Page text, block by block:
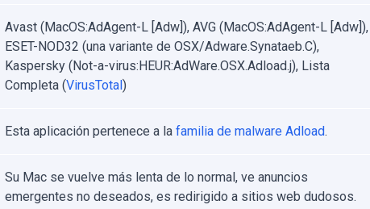
Avast (MacOS:AdAgent-L [Adw]), AVG (MacOS:AdAgent-L [Adw]),
ESET-NOD32 (una variante de OSX/Adware.Synataeb.C),
Kaspersky (Not-a-virus:HEUR:AdWare.OSX.Adload.j), Lista
Completa (VirusTotal)
Esta aplicación pertenece a la familia de malware Adload.
Su Mac se vuelve más lenta de lo normal, ve anuncios
emergentes no deseados, es redirigido a sitios web dudosos.